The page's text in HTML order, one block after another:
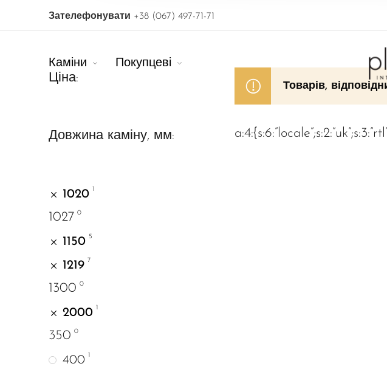
Зателефонувати +38 (067) 497-71-71
Каміни Покупцеві
Ціна:
Довжина каміну, мм:
1020 1
1027 0
1150 5
1219 7
1300 0
2000 1
350 0
400 1
Товарів,